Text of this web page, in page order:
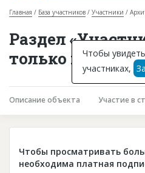
Горячие объекты
База строящихся объектов
Инвестпроекты
Глоссарий
Платные услуги
Главная База участников Участники
Раздел
только
Описание объекта Участие в
Чтобы просматривать
необходима платная
Чтобы
участниках,